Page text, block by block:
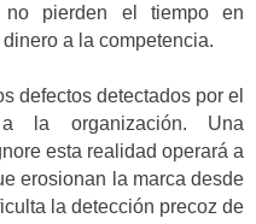
no pierden el tiempo en
a la competencia.
defectos detectados por el
la organización. Una
esta realidad operará a
erosionan la marca desde
la detección precoz de